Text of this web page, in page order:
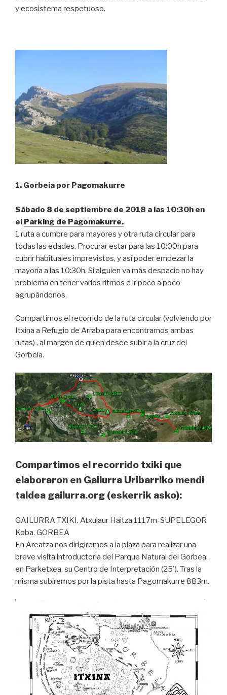
y ecosistema respetuoso.
1. Gorbeia por Pagomakurre
Sábado 8 de septiembre de 2018 a las 10:30h en
el Parking de Pagomakurre.
1 ruta a cumbre para mayores y otra ruta circular para
todas las edades. Procurar estar para las 10:00h para
cubrir habituales imprevistos, y así poder empezar la
mayoría a las 10:30h. Si alguien va más despacio no hay
problema en tener varios ritmos e ir poco a poco
agrupándonos.
Compartimos el recorrido de la ruta circular (volviendo por
Itxina a Refugio de Arraba para encontrarnos ambas
rutas) , al margen de quien desee subir a la cruz del
Gorbeia.
Compartimos el recorrido txiki que
elaboraron en Gailurra Uribarriko mendi
taldea​ gailurra.org (eskerrik asko):
GAILURRA TXIKI. Atxulaur Haitza 1117m-SUPELEGOR
Koba. GORBEA
En Areatza nos dirigiremos a la plaza para realizar una
breve visita introductoria del Parque Natural del Gorbea,
en Parketxea, su Centro de Interpretación (25′). Tras la
misma subiremos por la pista hasta Pagomakurre 883m.